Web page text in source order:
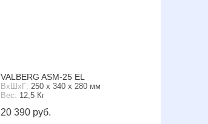
VALBERG ASM-25 EL
ВxШxГ: 250 x 340 x 280 мм
Вес: 12,5 Кг
20 390 руб.